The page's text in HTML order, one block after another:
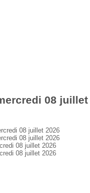
08 juillet
08 juillet 2026
08 juillet 2026
08 juillet 2026
08 juillet 2026